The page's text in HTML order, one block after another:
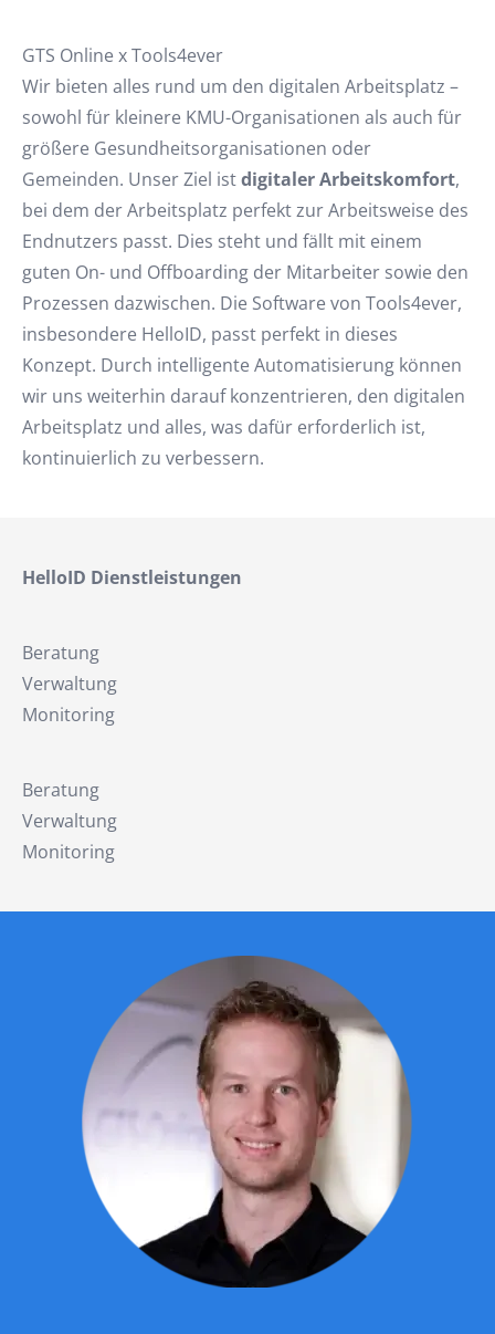
GTS Online x Tools4ever
Wir bieten alles rund um den digitalen Arbeitsplatz –
sowohl für kleinere KMU-Organisationen als auch für
größere Gesundheitsorganisationen oder
Gemeinden. Unser Ziel istdigitaler Arbeitskomfort,
bei dem der Arbeitsplatz perfekt zur Arbeitsweise des
Endnutzers passt. Dies steht und fällt mit einem
guten On- und Offboarding der Mitarbeiter sowie den
Prozessen dazwischen. Die Software von Tools4ever,
insbesondere HelloID, passt perfekt in dieses
Konzept. Durch intelligente Automatisierung können
wir uns weiterhin darauf konzentrieren, den digitalen
Arbeitsplatz und alles, was dafür erforderlich ist,
kontinuierlich zu verbessern.
HelloID Dienstleistungen
Beratung
Verwaltung
Monitoring
Beratung
Verwaltung
Monitoring